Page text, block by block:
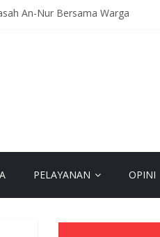
An-Nur Bersama Warga
Keamanan Bersama
dan Jaga Kamtibmas
PELAYANAN OPINI